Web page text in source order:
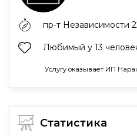
пр-т Независимости
Любимый у 13
Услугу оказывает ИП
Статистика